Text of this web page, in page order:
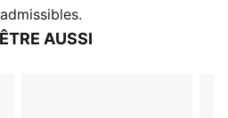
: Les étoffes techniques
de la peau pour vous
AUSSI